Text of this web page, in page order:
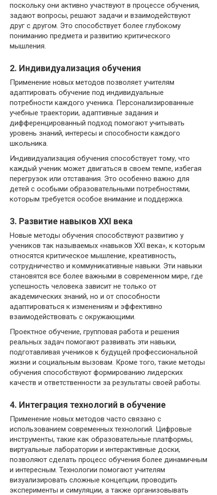
поскольку они активно участвуют в процессе обучения,
задают вопросы, решают задачи и взаимодействуют
друг с другом. Это способствует более глубокому
пониманию предмета и развитию критического
мышления.
2. Индивидуализация обучения
Применение новых методов позволяет учителям
адаптировать обучение под индивидуальные
потребности каждого ученика. Персонализированные
учебные траектории, адаптивные задания и
дифференцированный подход помогают учитывать
уровень знаний, интересы и способности каждого
школьника.
Индивидуализация обучения способствует тому, что
каждый ученик может двигаться в своем темпе, избегая
перегрузок или отставания. Это особенно важно для
детей с особыми образовательными потребностями,
которым требуется особое внимание и поддержка.
3. Развитие навыков XXI века
Новые методы обучения способствуют развитию у
учеников так называемых «навыков XXI века», к которым
относятся критическое мышление, креативность,
сотрудничество и коммуникативные навыки. Эти навыки
становятся все более важными в современном мире, где
успешность человека зависит не только от
академических знаний, но и от способности
адаптироваться к изменениям и эффективно
взаимодействовать с окружающими.
Проектное обучение, групповая работа и решения
реальных задач помогают развивать эти навыки,
подготавливая учеников к будущей профессиональной
жизни и социальным вызовам. Кроме того, такие методы
обучения способствуют формированию лидерских
качеств и ответственности за результаты своей работы.
4. Интеграция технологий в обучение
Применение новых методов часто связано с
использованием современных технологий. Цифровые
инструменты, такие как образовательные платформы,
виртуальные лаборатории и интерактивные доски,
позволяют сделать процесс обучения более динамичным
и интересным. Технологии помогают учителям
визуализировать сложные концепции, проводить
эксперименты и симуляции, а также организовывать